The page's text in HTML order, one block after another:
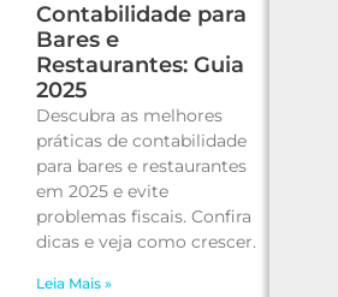
Contabilidade para
Bares e
Restaurantes: Guia
2025
Descubra as melhores
práticas de contabilidade
para bares e restaurantes
em 2025 e evite
problemas fiscais. Confira
dicas e veja como crescer.
Leia Mais »